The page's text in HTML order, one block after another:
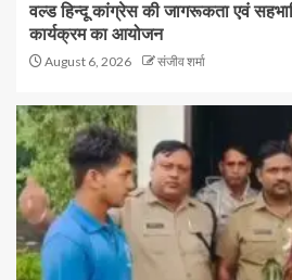
वल्ड हिन्दू कांग्रेस की जागरूकता एवं
कार्यक्रम का आयोजन
August 6, 2026 संजीव शर्मा